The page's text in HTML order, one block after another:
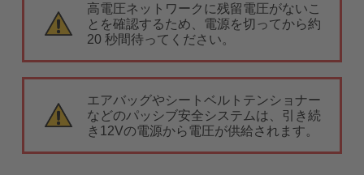
高電圧ネットワークに残留電圧がないこ
とを確認するため、電源を切ってから約
20 秒間待ってください。
エアバッグやシートベルトテンショナー
などのパッシブ安全システムは、引き続
き12Vの電源から電圧が供給されます。